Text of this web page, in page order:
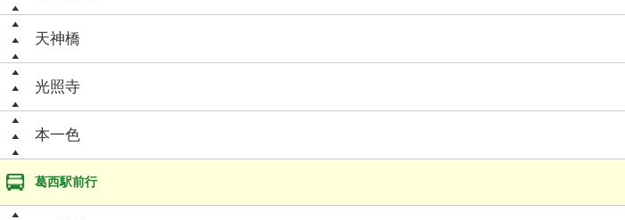
天神橋
光照寺
本一色
葛西駅前行